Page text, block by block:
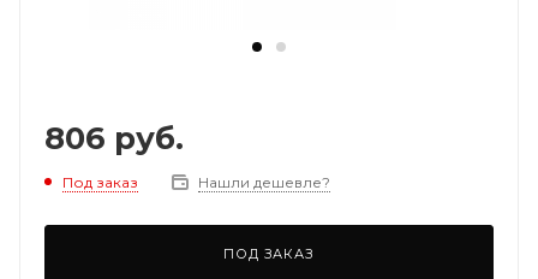
806 руб.
Под заказ Нашли дешевле?
ПОД ЗАКАЗ